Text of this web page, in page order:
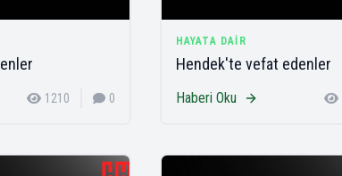
1210 0
HAYATA DAIR
Hendek'te vefat edenler
Haberi Oku